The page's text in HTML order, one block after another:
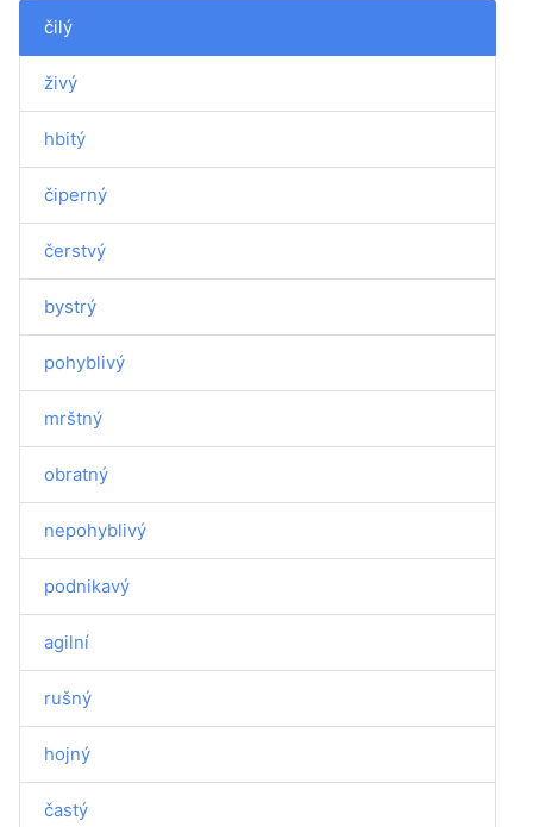
čilý
živý
hbitý
čiperný
čerstvý
bystrý
pohyblivý
mrštný
obratný
nepohyblivý
podnikavý
agilní
rušný
hojný
častý